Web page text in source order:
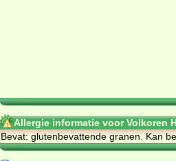
Allergie informatie voor Volkoren
Bevat: glutenbevattende granen. Kan